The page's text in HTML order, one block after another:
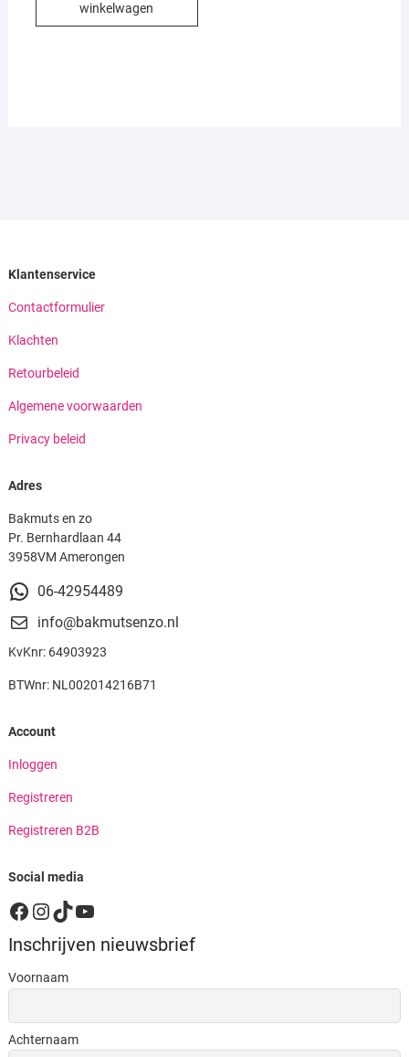
winkelwagen
Klantenservice
Contactformulier
Klachten
Retourbeleid
Algemene voorwaarden
Privacy beleid
Adres
Bakmuts en zo
Pr. Bernhardlaan 44
3958VM Amerongen
06-42954489
info@bakmutsenzo.nl
KvKnr: 64903923
BTWnr: NL002014216B71
Account
Inloggen
Registreren
Registreren B2B
Social media
Facebook
Instagram
TikTok
YouTube
Inschrijven nieuwsbrief
Voornaam
Achternaam